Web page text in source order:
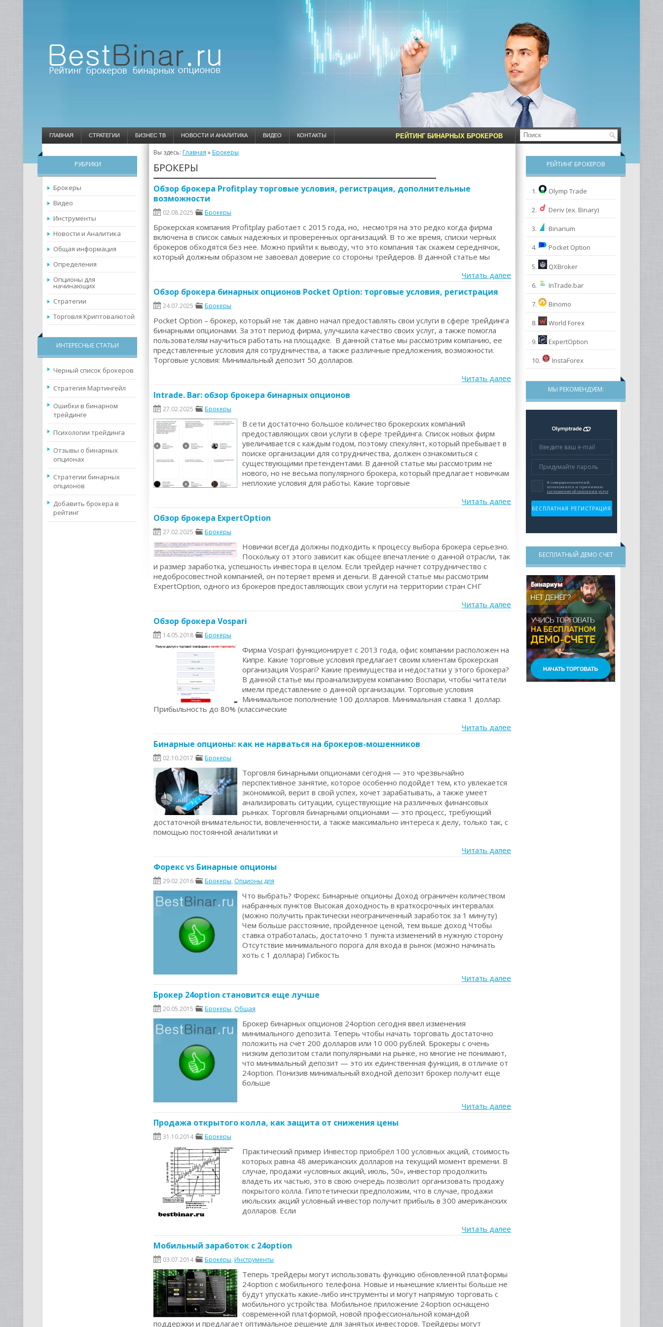
ГЛАВНАЯ СТРАТЕГИИ БИЗНЕС ТВ НОВОСТИ И АНАЛИТИКА ВИДЕО КОНТАКТЫ РЕЙТИНГ БИНАРНЫХ БРОКЕРОВ
РУБРИКИ
Брокеры
Видео
Инструменты
Новости и Аналитика
Общая информация
Определения
Опционы для
начинающих
Стратегии
Торговля Kриптовалютой
ИНТЕРЕСНЫЕ СТАТЬИ
Черный список брокеров
Cтратегия Мартингейл
Ошибки в бинарном
трейдинге
Психологии трейдинга
Отзывы о бинарных
опционах
Стратегии бинарных
опционов
Добавить брокера в
рейтинг
Вы здесь: Главная »Брокеры
БРОКЕРЫ
Обзор брокера Profitplay торговые условия, регистрация, дополнительные
возможности
02.08.2025 Брокеры
Брокерская компания Profitplay работает с 2015 года, но, несмотря на это редко когда фирма
включена в список самых надежных и проверенных организаций. В то же время, списки черных
брокеров обходятся без нее. Можно прийти к выводу, что это компания так скажем середнячок,
который должным образом не завоевал доверие со стороны трейдеров. В данной статье мы
Читать далее
Обзор брокера бинарных опционов Pocket Option: торговые условия, регистрация
24.07.2025 Брокеры
Pocket Option – брокер, который не так давно начал предоставлять свои услуги в сфере трейдинга
бинарными опционами. За этот период фирма, улучшила качество своих услуг, а также помогла
пользователям научиться работать на площадке. В данной статье мы рассмотрим компанию, ее
представленные условия для сотрудничества, а также различные предложения, возможности.
Торговые условия: Минимальный депозит 50 долларов.
Читать далее
Intrade. Bar: обзор брокера бинарных опционов
27.02.2025 Брокеры
В сети достаточно большое количество брокерских компаний
предоставляющих свои услуги в сфере трейдинга. Список новых фирм
увеличивается с каждым годом, поэтому спекулянт, который пребывает в
поиске организации для сотрудничества, должен ознакомиться с
существующими претендентами. В данной статье мы рассмотрим не
нового, но не весьма популярного брокера, который предлагает новичкам
неплохие условия для работы. Какие торговые
Читать далее
Обзор брокера ExpertOption
27.02.2025 Брокеры
Новички всегда должны подходить к процессу выбора брокера серьезно.
Поскольку от этого зависит как общее впечатление о данной отрасли, так
и размер заработка, успешность инвестора в целом. Если трейдер начнет сотрудничество с
недобросовестной компанией, он потеряет время и деньги. В данной статье мы рассмотрим
ExpertOption, одного из брокеров предоставляющих свои услуги на территории стран СНГ
Читать далее
Обзор брокера Vospari
14.05.2018 Брокеры
Фирма Vospari функционирует с 2013 года, офис компании расположен на
Кипре. Какие торговые условия предлагает своим клиентам брокерская
организация Vospari? Какие преимущества и недостатки у этого брокера?
В данной статье мы проанализируем компанию Воспари, чтобы читатели
имели представление о данной организации. Торговые условия
Минимальное пополнение 100 долларов. Минимальная ставка 1 доллар.
Прибыльность до 80% (классические
Читать далее
Бинарные опционы: как не нарваться на брокеров-мошенников
02.10.2017 Брокеры
Торговля бинарными опционами сегодня — это чрезвычайно
перспективное занятие, которое особенно подойдет тем, кто увлекается
экономикой, верит в свой успех, хочет зарабатывать, а также умеет
анализировать ситуации, существующие на различных финансовых
рынках. Торговля бинарными опционами — это процесс, требующий
достаточной внимательности, вовлеченности, а также максимально интереса к делу, только так, с
помощью постоянной аналитики и
Читать далее
Форекс vs Бинарные опционы
29.02.2016 Брокеры, Опционы для
начинающих
Что выбрать? Форекс Бинарные опционы Доход ограничен количеством
набранных пунктов Высокая доходность в краткосрочных интервалах
(можно получить практически неограниченный заработок за 1 минуту)
Чем больше расстояние, пройденное ценой, тем выше доход Чтобы
ставка отработалась, достаточно 1 пункта изменений в нужную сторону
Отсутствие минимального порога для входа в рынок (можно начинать
хоть с 1 доллара) Гибкость
Читать далее
Брокер 24option становится еще лучше
20.05.2015 Брокеры, Общая
информация
Брокер бинарных опционов 24option сегодня ввел изменения
минимального депозита. Теперь чтобы начать торговать достаточно
положить на счет 200 долларов или 10 000 рублей. Брокеры с очень
низким депозитом стали популярными на рынке, но многие не понимают,
что минимальный депозит — это их единственная функция, в отличие от
24option. Понизив минимальный входной депозит брокер получит еще
больше
Читать далее
Продажа открытого колла, как защита от снижения цены
31.10.2014 Брокеры
Практический пример Инвестор приобрёл 100 условных акций, стоимость
которых равна 48 американских долларов на текущий момент времени. В
случае, продажи «условных акций, июль, 50», инвестор продолжить
владеть их частью, это в свою очередь позволит организовать продажу
покрытого колла. Гипотетически предположим, что в случае, продажи
июльских акций условный инвестор получит прибыль в 300 американских
долларов. Если
Читать далее
Мобильный заработок с 24option
03.07.2014 Брокеры, Инструменты
Теперь трейдеры могут использовать функцию обновленной платформы
24option с мобильного телефона. Новые и нынешние клиенты больше не
будут упускать какие-либо инструменты и могут напрямую торговать с
мобильного устройства. Мобильное приложение 24option оснащено
современной платформой, новой профессиональной командой
поддержки и предлагает оптимальное решение для занятых инвесторов. Трейдеры могут
РЕЙТИНГ БРОКЕРОВ
1. Olymp Trade
2. Deriv (ex. Binary)
3. Binarium
4. Pocket Option
5. QXBroker
6. InTrade.bar
7. Binomo
8. World Forex
9. ExpertOption
10. InstaForex
МЫ РЕКОМЕНДУЕМ:
БЕСПЛАТНЫЙ ДЕМО СЧЕТ